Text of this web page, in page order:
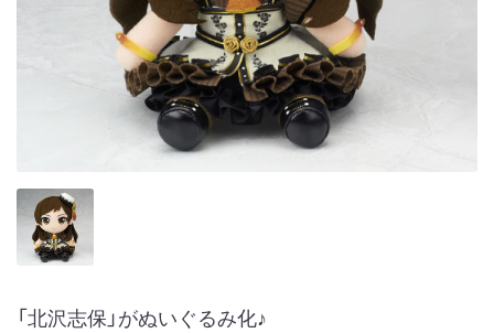
「北沢志保」がぬいぐるみ化♪